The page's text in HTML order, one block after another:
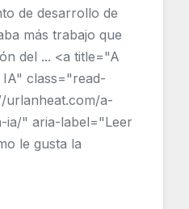
de desarrollo de
más trabajo que
del ... <a title="A
IA" class="read-
a-
ia/" aria-label="Leer
le gusta la